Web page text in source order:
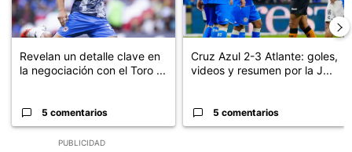
PUBLICIDAD
Revelan un detalle clave en
la negociación con el Toro ...
5 comentarios
Cruz Azul 2-3 Atlante: goles,
videos y resumen por la J...
5 comentarios